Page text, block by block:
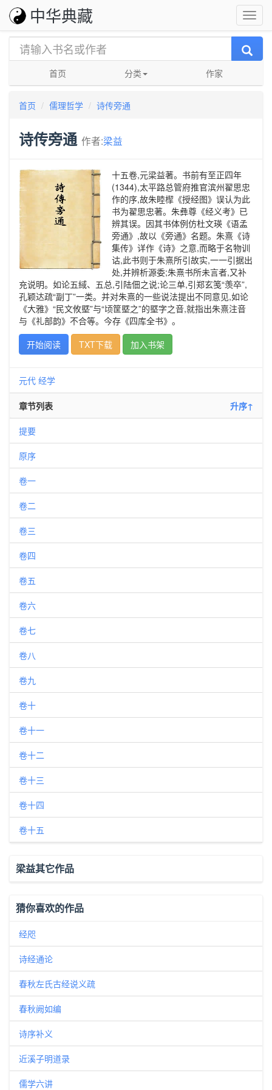
中华典藏
首页 分类 作家
首页 儒理哲学 诗传旁通
诗传旁通 作者:梁益
十五卷,元梁益著。书前有至正四年
(1344),太平路总管府推官滨州翟思忠
作的序,故朱睦㮮《授经图》误认为此
书为翟思忠著。朱彝尊《经义考》已
辨其误。因其书体例仿杜文瑛《语孟
旁通》,故以《旁通》名题。朱熹《诗
集传》详作《诗》之意,而略于名物训
诂,此书则于朱熹所引故实,一一引据出
处,并辨析源委;朱熹书所未言者,又补
充说明。如论五緎、五总,引陆佃之说;论三单,引郑玄笺“羡卒”,
孔颖达疏“副丁”一类。并对朱熹的一些说法提出不同意见,如论
《大雅》“民文攸塈”与“顷筐塈之”的塈字之音,就指出朱熹注音
与《礼部韵》不合等。今存《四库全书》。
开始阅读
TXT下载 加入书架
元代 经学
章节列表 升序↑
提要
原序
卷一
卷二
卷三
卷四
卷五
卷六
卷七
卷八
卷九
卷十
卷十一
卷十二
卷十三
卷十四
卷十五
梁益其它作品
猜你喜欢的作品
经咫
诗经通论
春秋左氏古经说义疏
春秋阙如编
诗序补义
近溪子明道录
儒学六讲